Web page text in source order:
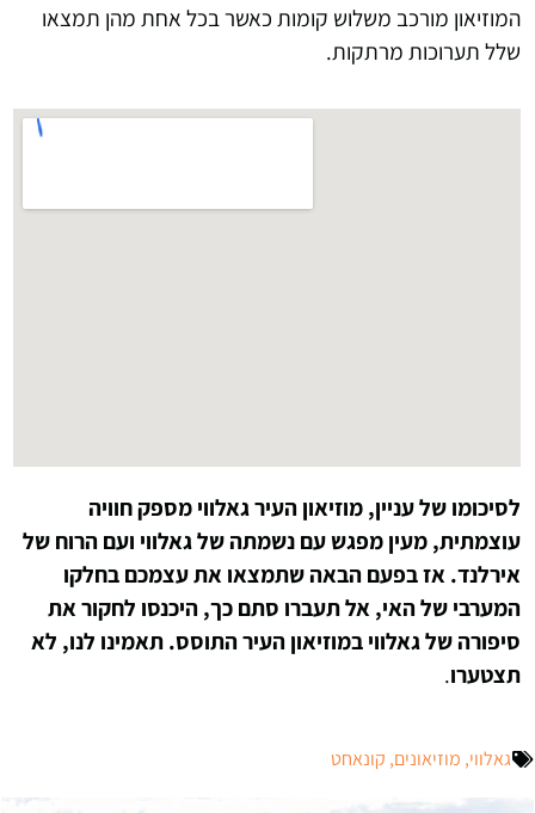
המוזיאון מורכב משלוש קומות כאשר בכל אחת מהן תמצאו
שלל תערוכות מרתקות.
לסיכומו של עניין, מוזיאון העיר גאלווי מספק חוויה
עוצמתית, מעין מפגש עם נשמתה של גאלווי ועם הרוח של
אירלנד. אז בפעם הבאה שתמצאו את עצמכם בחלקו
המערבי של האי, אל תעברו סתם כך, היכנסו לחקור את
סיפורה של גאלווי במוזיאון העיר התוסס. תאמינו לנו, לא
תצטערו.
גאלווי, מוזיאונים, קונאחט